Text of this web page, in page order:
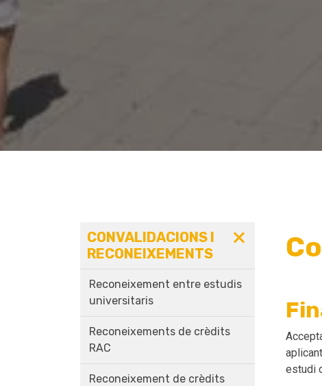
CONVALIDACIONS I
RECONEIXEMENTS
Reconeixement entre estudis
universitaris
Reconeixements de crèdits
RAC
Reconeixement de crèdits
estudi